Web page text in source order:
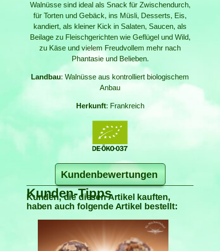
Walnüsse sind ideal als Snack für Zwischendurch,
für Torten und Gebäck, ins Müsli, Desserts, Eis,
kandiert, als kleiner Kick in Salaten, Saucen, als
Beilage zu Fleischgerichten wie Geflügel und Wild,
zu Käse und vielem Freudvollem mehr nach
Phantasie und Belieben.
Landbau: Walnüsse aus kontrolliert biologischem
Anbau
Herkunft: Frankreich
Kundenbewertungen
Kunden-Tipps
Kunden, die diesen Artikel kauften,
haben auch folgende Artikel bestellt: